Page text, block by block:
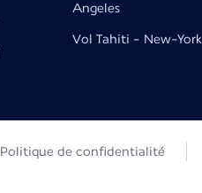
Angeles
Vol Tahiti - New-York
Politique de confidentialité